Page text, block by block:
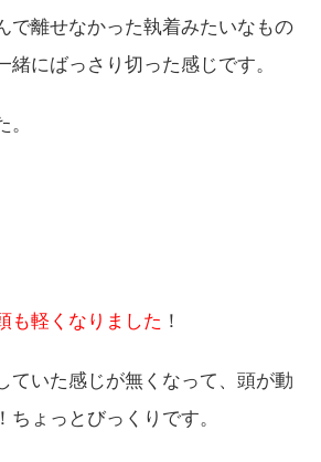
で離せなかった執着みたいなもの
緒にばっさり切った感じです。
も軽くなりました ！
ていた感じが無くなって、頭が動
ちょっとびっくりです。